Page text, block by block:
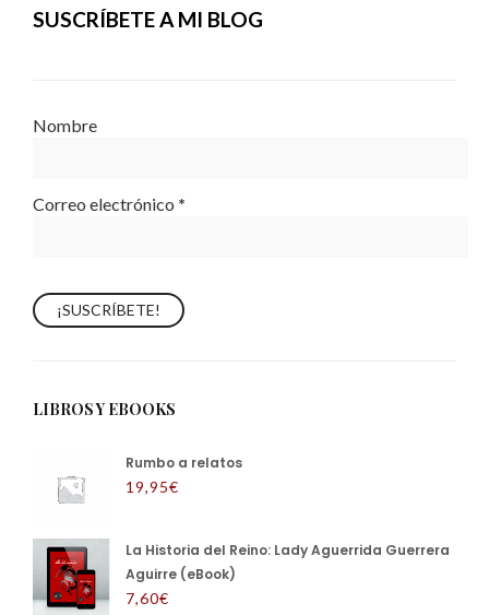
SUSCRÍBETE A MI BLOG
Nombre
Correo electrónico *
LIBROS Y EBOOKS
Rumbo a relatos
19,95€
La Historia del Reino: Lady Aguerrida Guerrera
Aguirre (eBook)
7,60€